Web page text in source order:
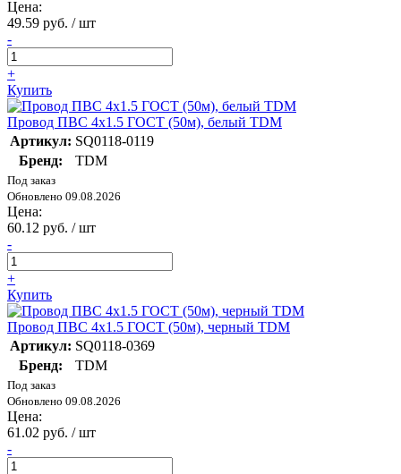
Цена:
49.59 руб. / шт
-
+
Купить
Провод ПВС 4х1.5 ГОСТ (50м), белый TDM
Артикул: SQ0118-0119
Бренд:
TDM
Под заказ
Обновлено 09.08.2026
Цена:
60.12 руб. / шт
-
+
Купить
Провод ПВС 4х1.5 ГОСТ (50м), черный TDM
Артикул: SQ0118-0369
Бренд:
TDM
Под заказ
Обновлено 09.08.2026
Цена:
61.02 руб. / шт
-